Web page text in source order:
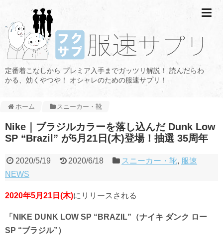
定番着こなしから プレミア入手までガッツリ解説！ 読んだらわ
かる、効くやつや！ オシャレのための服速サプリ！
ホーム スニーカー・靴
Nike｜ブラジルカラーを落し込んだ Dunk Low
SP “Brazil” が5月21日(木)登場！抽選 35周年
2020/5/19 2020/6/18 スニーカー・靴, 服速
NEWS
2020年5月21日(木)にリリースされる
「NIKE DUNK LOW SP “BRAZIL”（ナイキ ダンク ロー
SP “ブラジル”）